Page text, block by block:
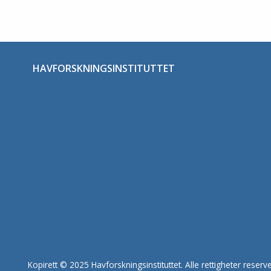
HAVFORSKNINGSINSTITUTTET
Kopirett © 2025 Havforskningsinstituttet. Alle rettigheter